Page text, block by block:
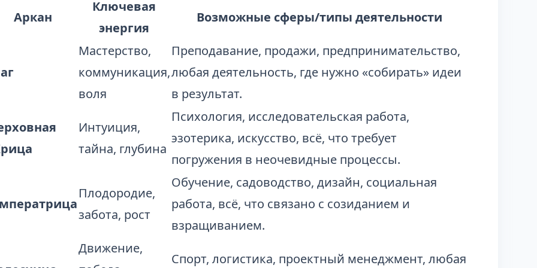
Аркан
Ключевая
энергия
Возможные сферы/типы деятельности
Мастерство,
коммуникация,
воля
Преподавание, продажи, предпринимательство,
любая деятельность, где нужно «собирать» идеи
в результат.
Интуиция,
тайна, глубина
Психология, исследовательская работа,
эзотерика, искусство, всё, что требует
погружения в неочевидные процессы.
Плодородие,
забота, рост
Обучение, садоводство, дизайн, социальная
работа, всё, что связано с созиданием и
взращиванием.
Движение,
Спорт, логистика, проектный менеджмент, любая